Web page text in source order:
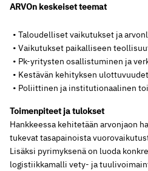
ARVOn keskeiset teemat
Taloudelliset vaikutukset ja
Vaikutukset paikalliseen
Pk-yritysten osallistuminen ja
Kestävän kehityksen ulottuvuudet
Poliittinen ja institutionaalinen
Toimenpiteet ja tulokset
Hankkeessa kehitetään arvonjaon
tukevat tasapainoista
Lisäksi pyrimyksenä on luoda
logistiikkamalli vety- ja